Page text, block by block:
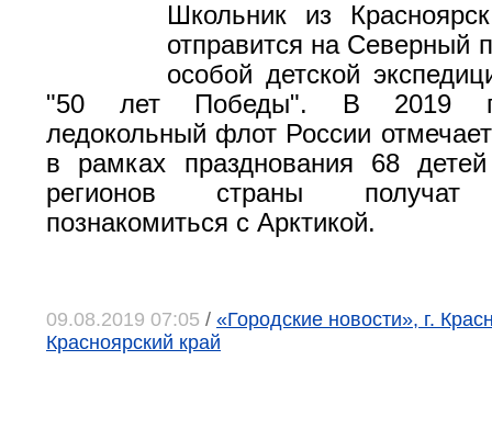
Школьник из
отправится на Северный
особой детской
"50 лет Победы". В 2019
ледокольный флот России
в рамках празднования 68
регионов страны получат
познакомиться с Арктикой.
09.08.2019 07:05 / «Городские новости», г.
Красноярский край